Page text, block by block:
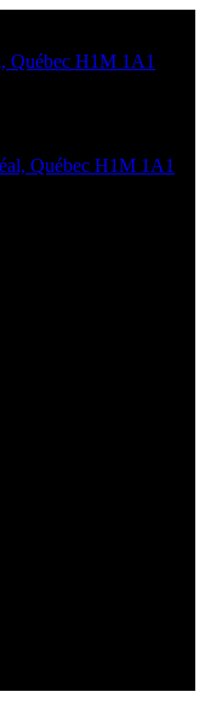
Québec H1M 1A1
Québec H1M 1A1